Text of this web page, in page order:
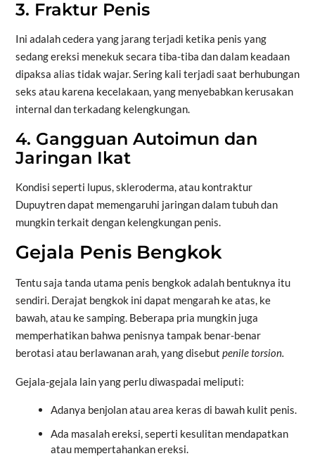
3. Fraktur Penis
Ini adalah cedera yang jarang terjadi ketika penis yang
sedang ereksi menekuk secara tiba-tiba dan dalam keadaan
dipaksa alias tidak wajar. Sering kali terjadi saat berhubungan
seks atau karena kecelakaan, yang menyebabkan kerusakan
internal dan terkadang kelengkungan.
4. Gangguan Autoimun dan
Jaringan Ikat
Kondisi seperti lupus, skleroderma, atau kontraktur
Dupuytren dapat memengaruhi jaringan dalam tubuh dan
mungkin terkait dengan kelengkungan penis.
Gejala Penis Bengkok
Tentu saja tanda utama penis bengkok adalah bentuknya itu
sendiri. Derajat bengkok ini dapat mengarah ke atas, ke
bawah, atau ke samping. Beberapa pria mungkin juga
memperhatikan bahwa penisnya tampak benar-benar
berotasi atau berlawanan arah, yang disebut penile torsion.
Gejala-gejala lain yang perlu diwaspadai meliputi:
Adanya benjolan atau area keras di bawah kulit penis.
Ada masalah ereksi, seperti kesulitan mendapatkan
atau mempertahankan ereksi.